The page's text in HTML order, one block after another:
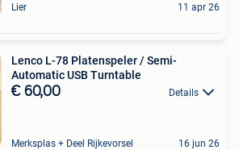
Lier 11 apr 26
Lenco L-78 Platenspeler / Semi-
Automatic USB Turntable
€ 60,00 Details
Merksplas + Deel Rijkevorsel 16 jun 26